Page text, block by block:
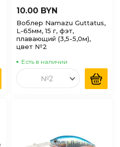
10.00 BYN
Воблер Namazu Guttatus,
L-65мм, 15 г, фэт,
плавающий (3,5-5,0м),
цвет №2
Есть в наличии
№2